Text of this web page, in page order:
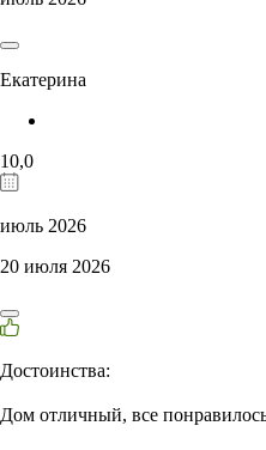
Екатерина
10,0
июль 2026
20 июля 2026
Достоинства:
Дом отличный, все